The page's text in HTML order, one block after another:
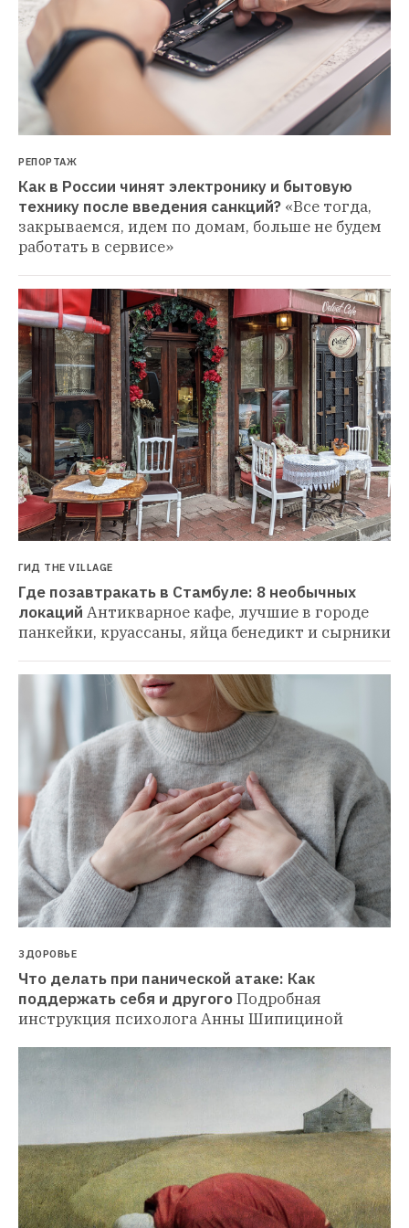
РЕПОРТАЖ
Как в России чинят электронику и бытовую
технику после введения санкций? «Все тогда,
закрываемся, идем по домам, больше не будем
работать в сервисе»
ГИД THE VILLAGE
Где позавтракать в Стамбуле: 8 необычных
локаций Антикварное кафе, лучшие в городе
панкейки, круассаны, яйца бенедикт и сырники
ЗДОРОВЬЕ
Что делать при панической атаке: Как
поддержать себя и другогоПодробная
инструкция психолога Анны Шипициной